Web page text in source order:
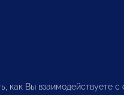
как Вы взаимодействуете с